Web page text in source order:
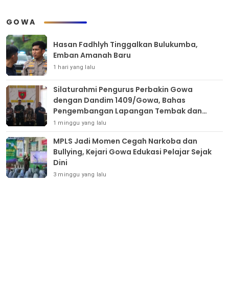
GOWA
Hasan Fadhlyh Tinggalkan Bulukumba,
Emban Amanah Baru
1 hari yang lalu
Silaturahmi Pengurus Perbakin Gowa
dengan Dandim 1409/Gowa, Bahas
Pengembangan Lapangan Tembak dan
Pembinaan Atlet
1 minggu yang lalu
MPLS Jadi Momen Cegah Narkoba dan
Bullying, Kejari Gowa Edukasi Pelajar Sejak
Dini
3 minggu yang lalu